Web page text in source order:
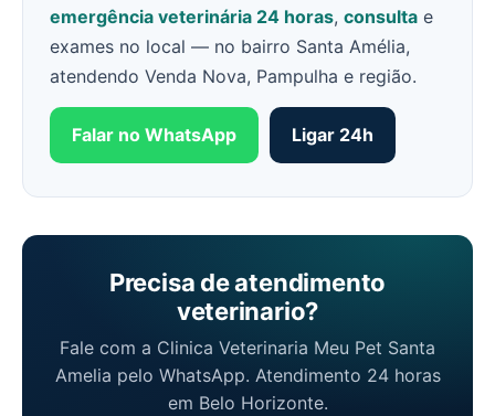
emergência veterinária 24 horas, consulta e
exames no local — no bairro Santa Amélia,
atendendo Venda Nova, Pampulha e região.
Falar no WhatsApp Ligar 24h
Precisa de atendimento
veterinario?
Fale com a Clinica Veterinaria Meu Pet Santa
Amelia pelo WhatsApp. Atendimento 24 horas
em Belo Horizonte.